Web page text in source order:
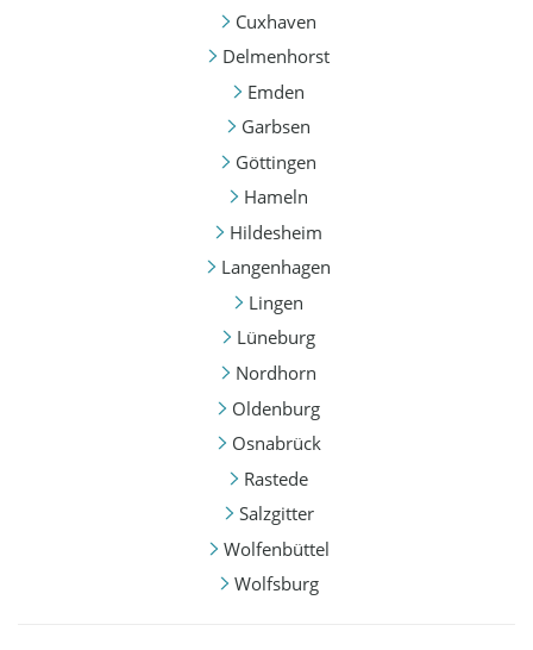
Cuxhaven
Delmenhorst
Emden
Garbsen
Göttingen
Hameln
Hildesheim
Langenhagen
Lingen
Lüneburg
Nordhorn
Oldenburg
Osnabrück
Rastede
Salzgitter
Wolfenbüttel
Wolfsburg